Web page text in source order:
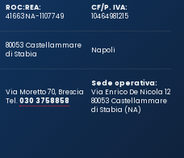
ROC:
41663
REA:
NA-1107749
CF/P. IVA:
10464981215
80053 Castellammare
di Stabia
Napoli
Via Moretto 70, Brescia
Tel.030 3758858
Sede operativa:
Via Enrico De Nicola 12
80053 Castellammare
di Stabia (NA)